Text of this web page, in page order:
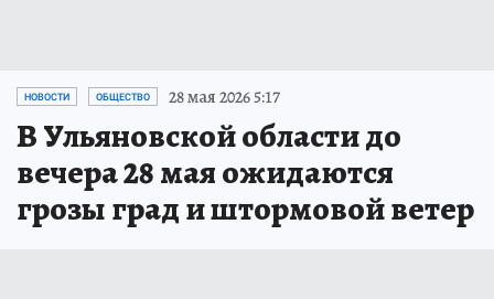
НОВОСТИ ОБЩЕСТВО 28 мая 2026 5:17
В Ульяновской области до
вечера 28 мая ожидаются
грозы град и штормовой ветер